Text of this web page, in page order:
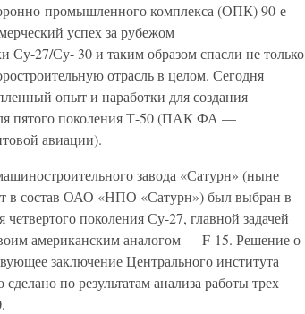
промышленного комплекса (ОПК) 90-е
успех за рубежом
Су-27/Су- 30 и таким образом спасли не только
отрасль в целом. Сегодня
опыт и наработки для создания
пятого поколения Т-50 (ПАК ФА —
авиации).
завода «Сатурн» (ныне
в состав ОАО «НПО «Сатурн») был выбран в
поколения Су-27, главной задачей
американским аналогом — F-15. Решение о
заключение Центрального института
по результатам анализа работы трех